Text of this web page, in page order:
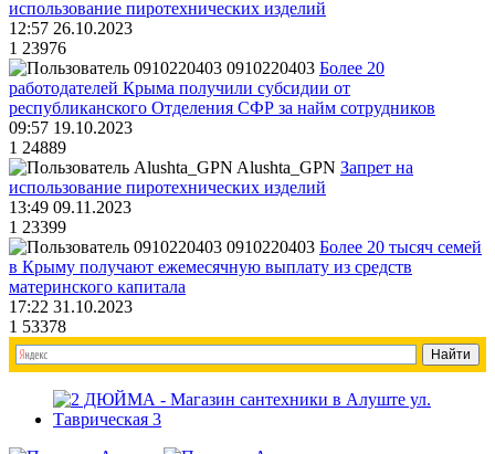
использование пиротехнических изделий
12:57 26.10.2023
1 23976
0910220403 Более 20
работодателей Крыма получили субсидии от
республиканского Отделения СФР за найм сотрудников
09:57 19.10.2023
1 24889
Alushta_GPN Запрет на
использование пиротехнических изделий
13:49 09.11.2023
1 23399
0910220403 Более 20 тысяч семей
в Крыму получают ежемесячную выплату из средств
материнского капитала
17:22 31.10.2023
1 53378